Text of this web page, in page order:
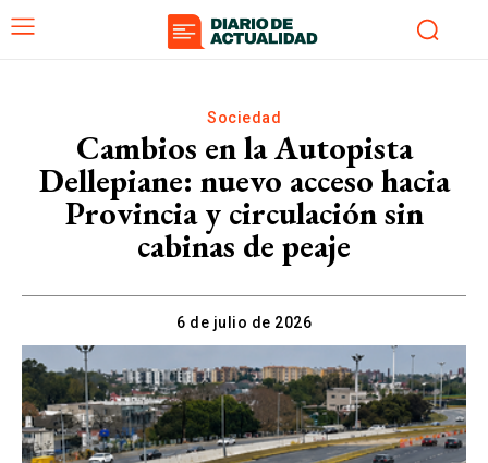
Sociedad
Cambios en la Autopista
Dellepiane: nuevo acceso hacia
Provincia y circulación sin
cabinas de peaje
6 de julio de 2026